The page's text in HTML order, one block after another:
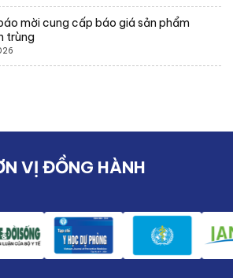
mời cung cấp báo giá sản phẩm
trùng
VỊ ĐỒNG HÀNH